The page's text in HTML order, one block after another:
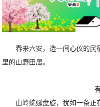
春来六安，选一间心仪的民
里的山野田居。
山岭蜿蜒盘旋，犹如一条正